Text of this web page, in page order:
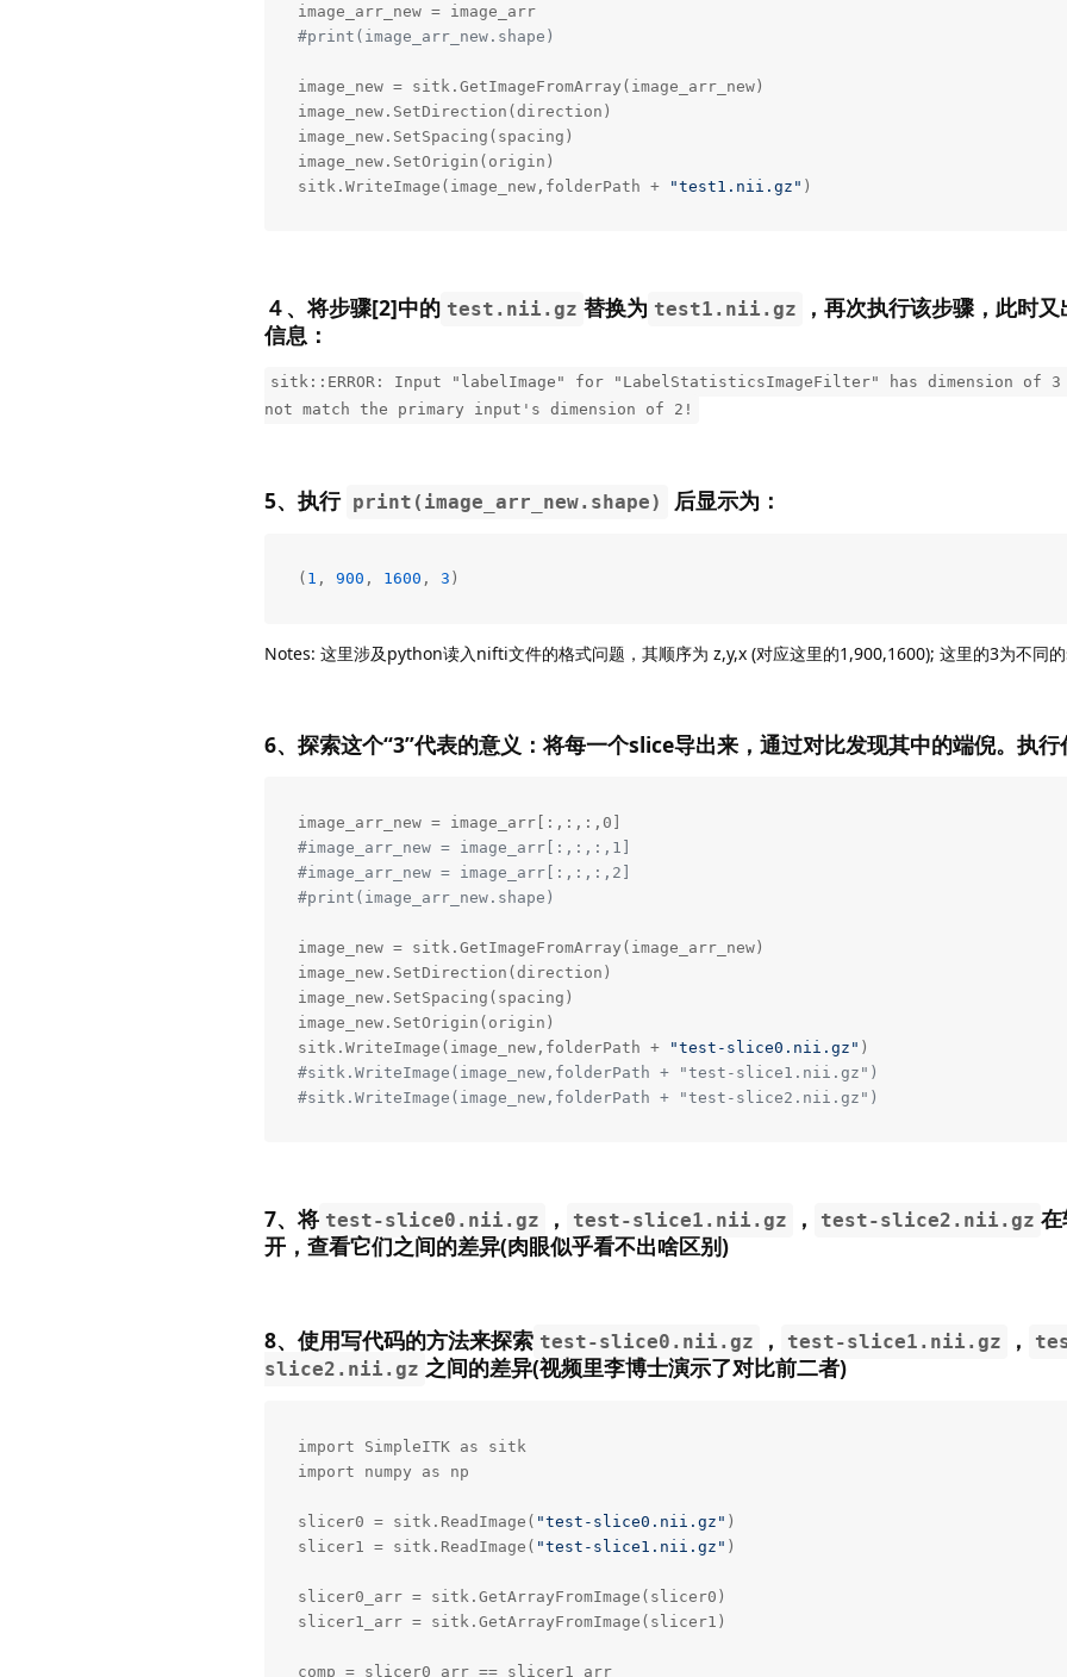
image_arr_new = image_arr
#print(image_arr_new.shape)
image_new = sitk.GetImageFromArray(image_arr_new)
image_new.SetDirection(direction)
image_new.SetSpacing(spacing)
image_new.SetOrigin(origin)
sitk.WriteImage(image_new,folderPath +
"test1.nii.gz" )
４、将步骤[2]中的 test.nii.gz 替换为 test1.nii.gz
，再次执行该步骤，此时
信息：
sitk::ERROR: Input "labelImage" for "LabelStatisticsImageFilter" has dimension of 3
not match the primary input's dimension of 2!
5、执行 print(image_arr_new.shape) 后显示为：
( 1 , 900 , 1600 , 3 )
Notes: 这里涉及python读入nifti文件的格式问题，其顺序为 z,y,x (对应这里的1,900,1600); 这里的3为不同
6、探索这个“3”代表的意义：将每一个slice导出来，通过对比发现其中的端倪。执行
#image_arr_new = image_arr[:,:,:,1]
#image_arr_new = image_arr[:,:,:,2]
#print(image_arr_new.shape)
image_new = sitk.GetImageFromArray(image_arr_new)
image_new.SetDirection(direction)
image_new.SetSpacing(spacing)
image_new.SetOrigin(origin)
sitk.WriteImage(image_new,folderPath +
"test-slice0.nii.gz"
#sitk.WriteImage(image_new,folderPath + "test-slice1.nii.gz")
#sitk.WriteImage(image_new,folderPath + "test-slice2.nii.gz")
7、将 test-slice0.nii.gz ， test-slice1.nii.gz ， test-slice2.nii.gz
开，查看它们之间的差异(肉眼似乎看不出啥区别)
8、使用写代码的方法来探索 test-slice0.nii.gz ， test-slice1.nii.gz ，
slice2.nii.gz 之间的差异(视频里李博士演示了对比前二者)
import SimpleITK as sitk
import numpy as np
slicer0 = sitk.ReadImage( "test-slice0.nii.gz" )
slicer1 = sitk.ReadImage( "test-slice1.nii.gz" )
slicer0_arr = sitk.GetArrayFromImage(slicer0)
slicer1_arr = sitk.GetArrayFromImage(slicer1)
comp = slicer0_arr == slicer1_arr